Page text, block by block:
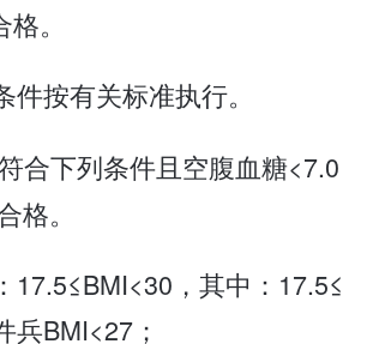
。
按有关标准执行。
合下列条件且空腹血糖<7.0
格。
17.5≤BMI<30，其中：17.5≤
兵BMI<27；